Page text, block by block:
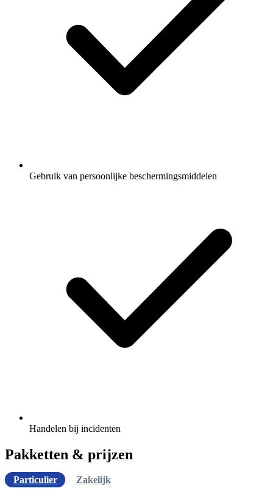
Gebruik van persoonlijke beschermingsmiddelen
Handelen bij incidenten
Pakketten & prijzen
Particulier
Zakelijk